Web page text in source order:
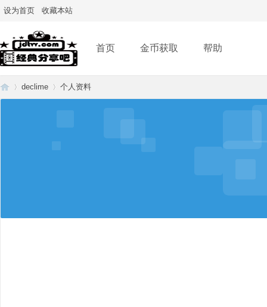
设为首页 收藏本站
首页 金币获取 帮助
declime 个人资料